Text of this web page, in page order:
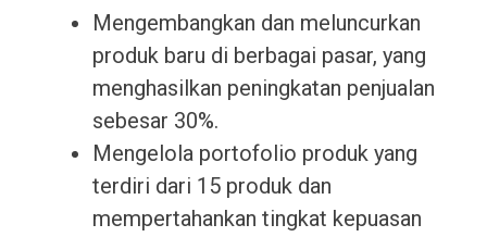
Mengembangkan dan meluncurkan
produk baru di berbagai pasar, yang
menghasilkan peningkatan penjualan
sebesar 30%.
Mengelola portofolio produk yang
terdiri dari 15 produk dan
mempertahankan tingkat kepuasan